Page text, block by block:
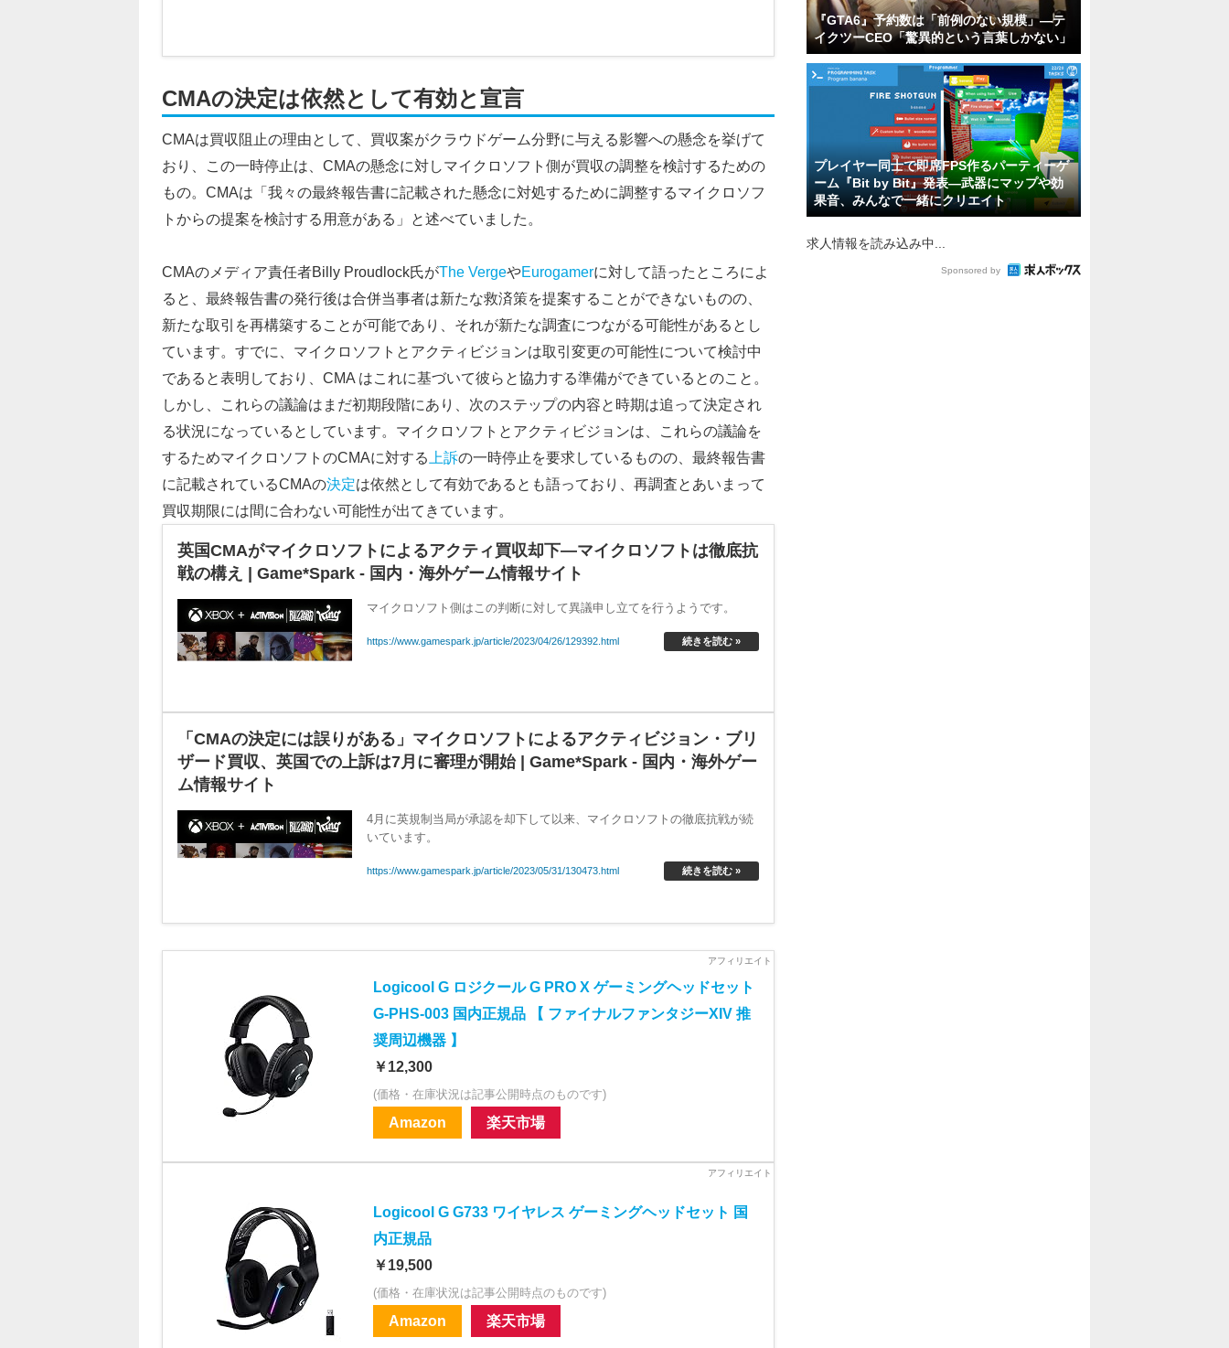
CMAの決定は依然として有効と宣言
CMAは買収阻止の理由として、買収案がクラウドゲーム分野に与える影響への懸念を挙げて
おり、この一時停止は、CMAの懸念に対しマイクロソフト側が買収の調整を検討するための
もの。CMAは「我々の最終報告書に記載された懸念に対処するために調整するマイクロソフ
トからの提案を検討する用意がある」と述べていました。
CMAのメディア責任者Billy Proudlock氏がThe VergeやEurogamerに対して語ったところによ
ると、最終報告書の発行後は合併当事者は新たな救済策を提案することができないものの、
新たな取引を再構築することが可能であり、それが新たな調査につながる可能性があるとし
ています。すでに、マイクロソフトとアクティビジョンは取引変更の可能性について検討中
であると表明しており、CMA はこれに基づいて彼らと協力する準備ができているとのこと。
しかし、これらの議論はまだ初期段階にあり、次のステップの内容と時期は追って決定され
る状況になっているとしています。マイクロソフトとアクティビジョンは、これらの議論を
するためマイクロソフトのCMAに対する 上訴の一時停止を要求しているものの、最終報告書
に記載されているCMAの決定は依然として有効であるとも語っており、再調査とあいまって
買収期限には間に合わない可能性が出てきています。
英国CMAがマイクロソフトによるアクティ買収却下―マイクロソフトは徹底抗
戦の構え | Game*Spark - 国内・海外ゲーム情報サイト
マイクロソフト側はこの判断に対して異議申し立てを行うようです。
https://www.gamespark.jp/article/2023/04/26/129392.html 続きを読む »
ザード買収、英国での上訴は7月に審理が開始 | Game*Spark - 国内・海外ゲー
ム情報サイト
4月に英規制当局が承認を却下して以来、マイクロソフトの徹底抗戦が続
https://www.gamespark.jp/article/2023/05/31/130473.html 続きを読む »
G-PHS-003 国内正規品 【 ファイナルファンタジーXIV 推
奨周辺機器 】
￥12,300
(価格・在庫状況は記事公開時点のものです)
Amazon
Logicool G G733 ワイヤレス ゲーミングヘッドセット 国
￥19,500
(価格・在庫状況は記事公開時点のものです)
Amazon
『GTA6』予約数は「前例のない規模」―テ
イクツーCEO「驚異的という言葉しかない」
プレイヤー同士で即席FPS作るパーティーゲ
ーム『Bit by Bit』発表―武器にマップや効
果音、みんなで一緒にクリエイト
「新生活デビュー応援!」未経験採用枠/ゲ
ームデバッカー/昇給年2回賞与年2回